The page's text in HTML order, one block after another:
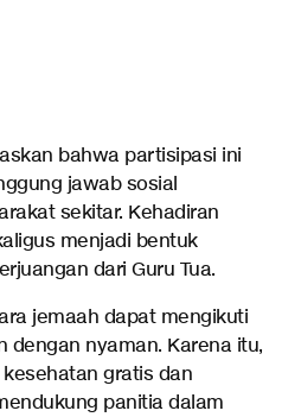
bahwa partisipasi ini
jawab sosial
sekitar. Kehadiran
menjadi bentuk
dari Guru Tua.
jemaah dapat mengikuti
dengan nyaman. Karena itu,
gratis dan
panitia dalam